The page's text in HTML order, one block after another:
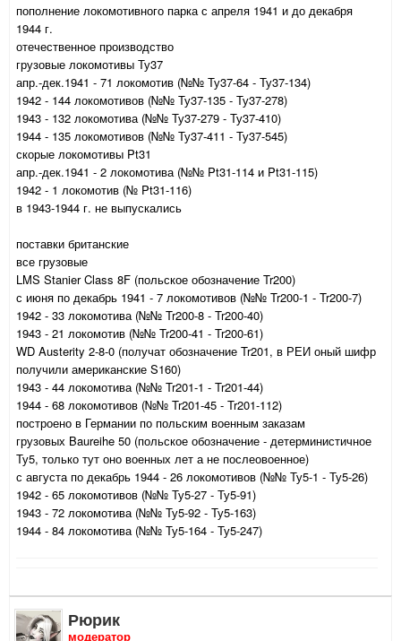
пополнение локомотивного парка с апреля 1941 и до декабря
1944 г.
отечественное производство
грузовые локомотивы Ту37
апр.-дек.1941 - 71 локомотив (№№ Ту37-64 - Ту37-134)
1942 - 144 локомотивов (№№ Ту37-135 - Ту37-278)
1943 - 132 локомотива (№№ Ту37-279 - Ту37-410)
1944 - 135 локомотивов (№№ Ту37-411 - Ту37-545)
скорые локомотивы Pt31
апр.-дек.1941 - 2 локомотива (№№ Pt31-114 и Pt31-115)
1942 - 1 локомотив (№ Pt31-116)
в 1943-1944 г. не выпускались
поставки британские
все грузовые
LMS Stanier Class 8F (польское обозначение Tr200)
с июня по декабрь 1941 - 7 локомотивов (№№ Tr200-1 - Tr200-7)
1942 - 33 локомотива (№№ Tr200-8 - Tr200-40)
1943 - 21 локомотив (№№ Tr200-41 - Tr200-61)
WD Austerity 2-8-0 (получат обозначение Tr201, в РЕИ оный шифр
получили американские S160)
1943 - 44 локомотива (№№ Tr201-1 - Tr201-44)
1944 - 68 локомотивов (№№ Tr201-45 - Tr201-112)
построено в Германии по польским военным заказам
грузовых Baureihe 50 (польское обозначение - детерминистичное
Ту5, только тут оно военных лет а не послеовоенное)
с августа по декабрь 1944 - 26 локомотивов (№№ Ту5-1 - Ту5-26)
1942 - 65 локомотивов (№№ Ту5-27 - Ту5-91)
1943 - 72 локомотива (№№ Ту5-92 - Ту5-163)
1944 - 84 локомотива (№№ Ту5-164 - Ту5-247)
Рюрик
модератор